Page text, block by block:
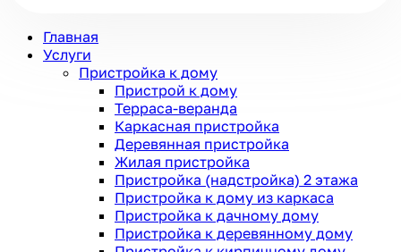
Главная
Услуги
Пристройка к дому
Пристрой к дому
Терраса-веранда
Каркасная пристройка
Деревянная пристройка
Жилая пристройка
Пристройка (надстройка) 2 этажа
Пристройка к дому из каркаса
Пристройка к дачному дому
Пристройка к деревянному дому